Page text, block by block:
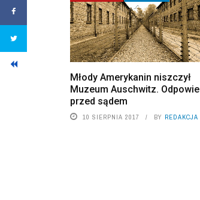
Młody Amerykanin niszczył
Muzeum Auschwitz. Odpowie
przed sądem
10 SIERPNIA 2017 BY REDAKCJA